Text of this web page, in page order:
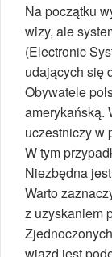
Na początku
wizy, ale
(Electronic
udających się
Obywatele
amerykańską.
uczestniczy w
W tym
Niezbędna
Warto
z uzyskaniem
wjazd jest